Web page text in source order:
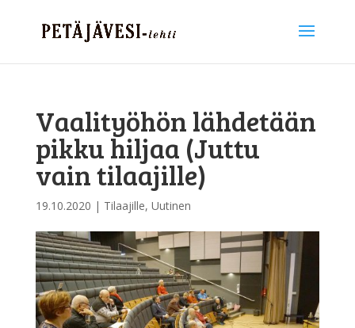
Vaalityöhön lähdetään
pikku hiljaa (Juttu
vain tilaajille)
19.10.2020 | Tilaajille, Uutinen